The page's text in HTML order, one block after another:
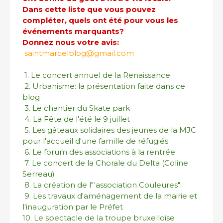
Dans cette liste que vous pouvez
compléter, quels ont été pour vous les
événements marquants?
Donnez nous votre avis:
saintmarcelblog@gmail.com
1. Le concert annuel de la Renaissance
2. Urbanisme: la présentation faite dans ce
blog
3. Le chantier du Skate park
4. La Fête de l'été le 9 juillet
5. Les gâteaux solidaires des jeunes de la MJC
pour l'accueil d'une famille de réfugiés
6. Le forum des associations à la rentrée
7. Le concert de la Chorale du Delta (Coline
Serreau)
8. La création de l"'association Couleures"
9. Les travaux d'aménagement de la mairie et
l'inauguration par le Préfet
10. Le spectacle de la troupe bruxelloise